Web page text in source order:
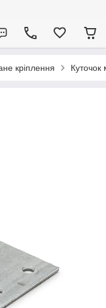
кріплення